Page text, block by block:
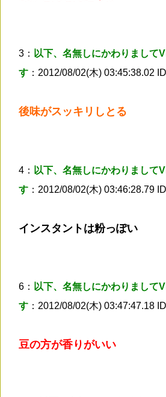
3： 以下、名無しにかわりまして
す ：2012/08/02(木) 03:45:38.02
後味がスッキリしとる
4： 以下、名無しにかわりまして
す ：2012/08/02(木) 03:46:28.79
インスタントは粉っぽい
6： 以下、名無しにかわりまして
す ：2012/08/02(木) 03:47:47.18
豆の方が香りがいい